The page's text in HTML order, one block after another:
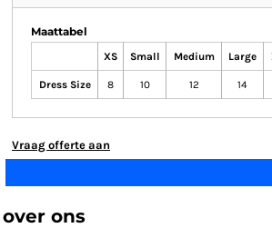
Maattabel
XS Small Medium Large
Dress Size 8 10 12 14
Vraag offerte aan
over ons